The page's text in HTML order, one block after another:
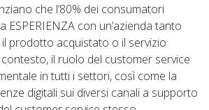
che l’80% dei consumatori
ESPERIENZA con un’azienda tanto
prodotto acquistato o il servizio
il ruolo del customer service
in tutti i settori, così come la
digitali sui diversi canali a supporto